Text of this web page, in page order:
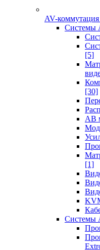
AV-коммутация
Системы
[5]
[30]
АВ
[1]
Системы